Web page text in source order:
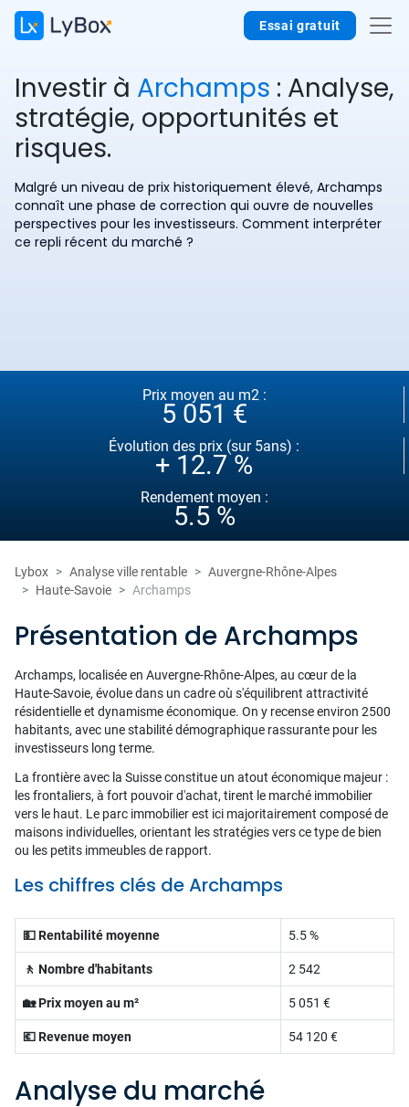
Essai gratuit
Investir à Archamps : Analyse,
stratégie, opportunités et
risques.
Malgré un niveau de prix historiquement élevé, Archamps
connaît une phase de correction qui ouvre de nouvelles
perspectives pour les investisseurs. Comment interpréter
ce repli récent du marché ?
Prix moyen au m2 :
5 051 €
Évolution des prix (sur 5ans) :
+ 12.7 %
Rendement moyen :
5.5 %
Lybox Analyse ville rentable
Auvergne-Rhône-Alpes
Haute-Savoie
Archamps
Présentation de Archamps
Archamps, localisée en Auvergne-Rhône-Alpes, au cœur de la
Haute-Savoie, évolue dans un cadre où s'équilibrent attractivité
résidentielle et dynamisme économique. On y recense environ 2500
habitants, avec une stabilité démographique rassurante pour les
investisseurs long terme.
La frontière avec la Suisse constitue un atout économique majeur :
les frontaliers, à fort pouvoir d'achat, tirent le marché immobilier
vers le haut. Le parc immobilier est ici majoritairement composé de
maisons individuelles, orientant les stratégies vers ce type de bien
ou les petits immeubles de rapport.
Les chiffres clés de Archamps
💵 Rentabilité moyenne 5.5 %
🚶 Nombre d'habitants 2 542
🏡 Prix moyen au m² 5 051 €
💶 Revenue moyen 54 120 €
Analyse du marché